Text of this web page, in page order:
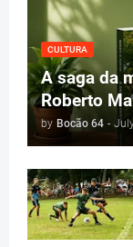
CULTURA
A saga da
Roberto
by Bocão 64 -